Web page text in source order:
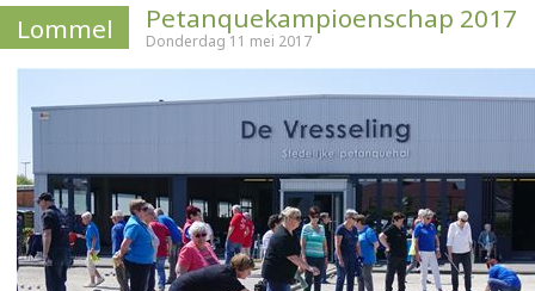
Lommel Petanquekampioenschap 2017
Donderdag 11 mei 2017